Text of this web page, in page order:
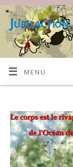
Jubilaction
MENU